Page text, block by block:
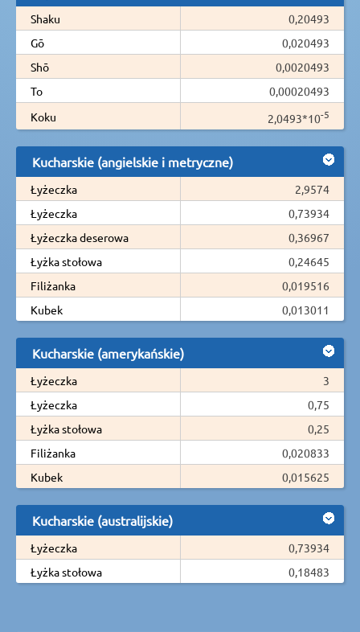
Shaku
0,20493
Gō
0,020493
Shō
0,0020493
To
0,00020493
Koku
2,0493*10-5
Kucharskie (angielskie i metryczne)
Łyżeczka
2,9574
Łyżeczka
0,73934
Łyżeczka deserowa
0,36967
Łyżka stołowa
0,24645
Filiżanka
0,019516
Kubek
0,013011
Kucharskie (amerykańskie)
Łyżeczka
3
Łyżeczka
0,75
Łyżka stołowa
0,25
Filiżanka
0,020833
Kubek
0,015625
Kucharskie (australijskie)
Łyżeczka
0,73934
Łyżka stołowa
0,18483